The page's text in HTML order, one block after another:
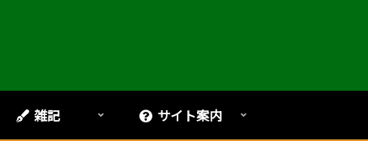
雑記 サイト案内